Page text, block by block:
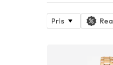
Pris Rea